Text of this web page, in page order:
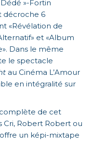
»-Fortin
décroche 6
«Révélation de
et «Album
Dans le même
le spectacle
au Cinéma L’Amour
en intégralité sur
de cet
Robert Robert ou
un képi-mixtape